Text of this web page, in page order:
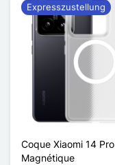
Coque Xiaomi 14 Pro
Magnétique
Expresszustellung